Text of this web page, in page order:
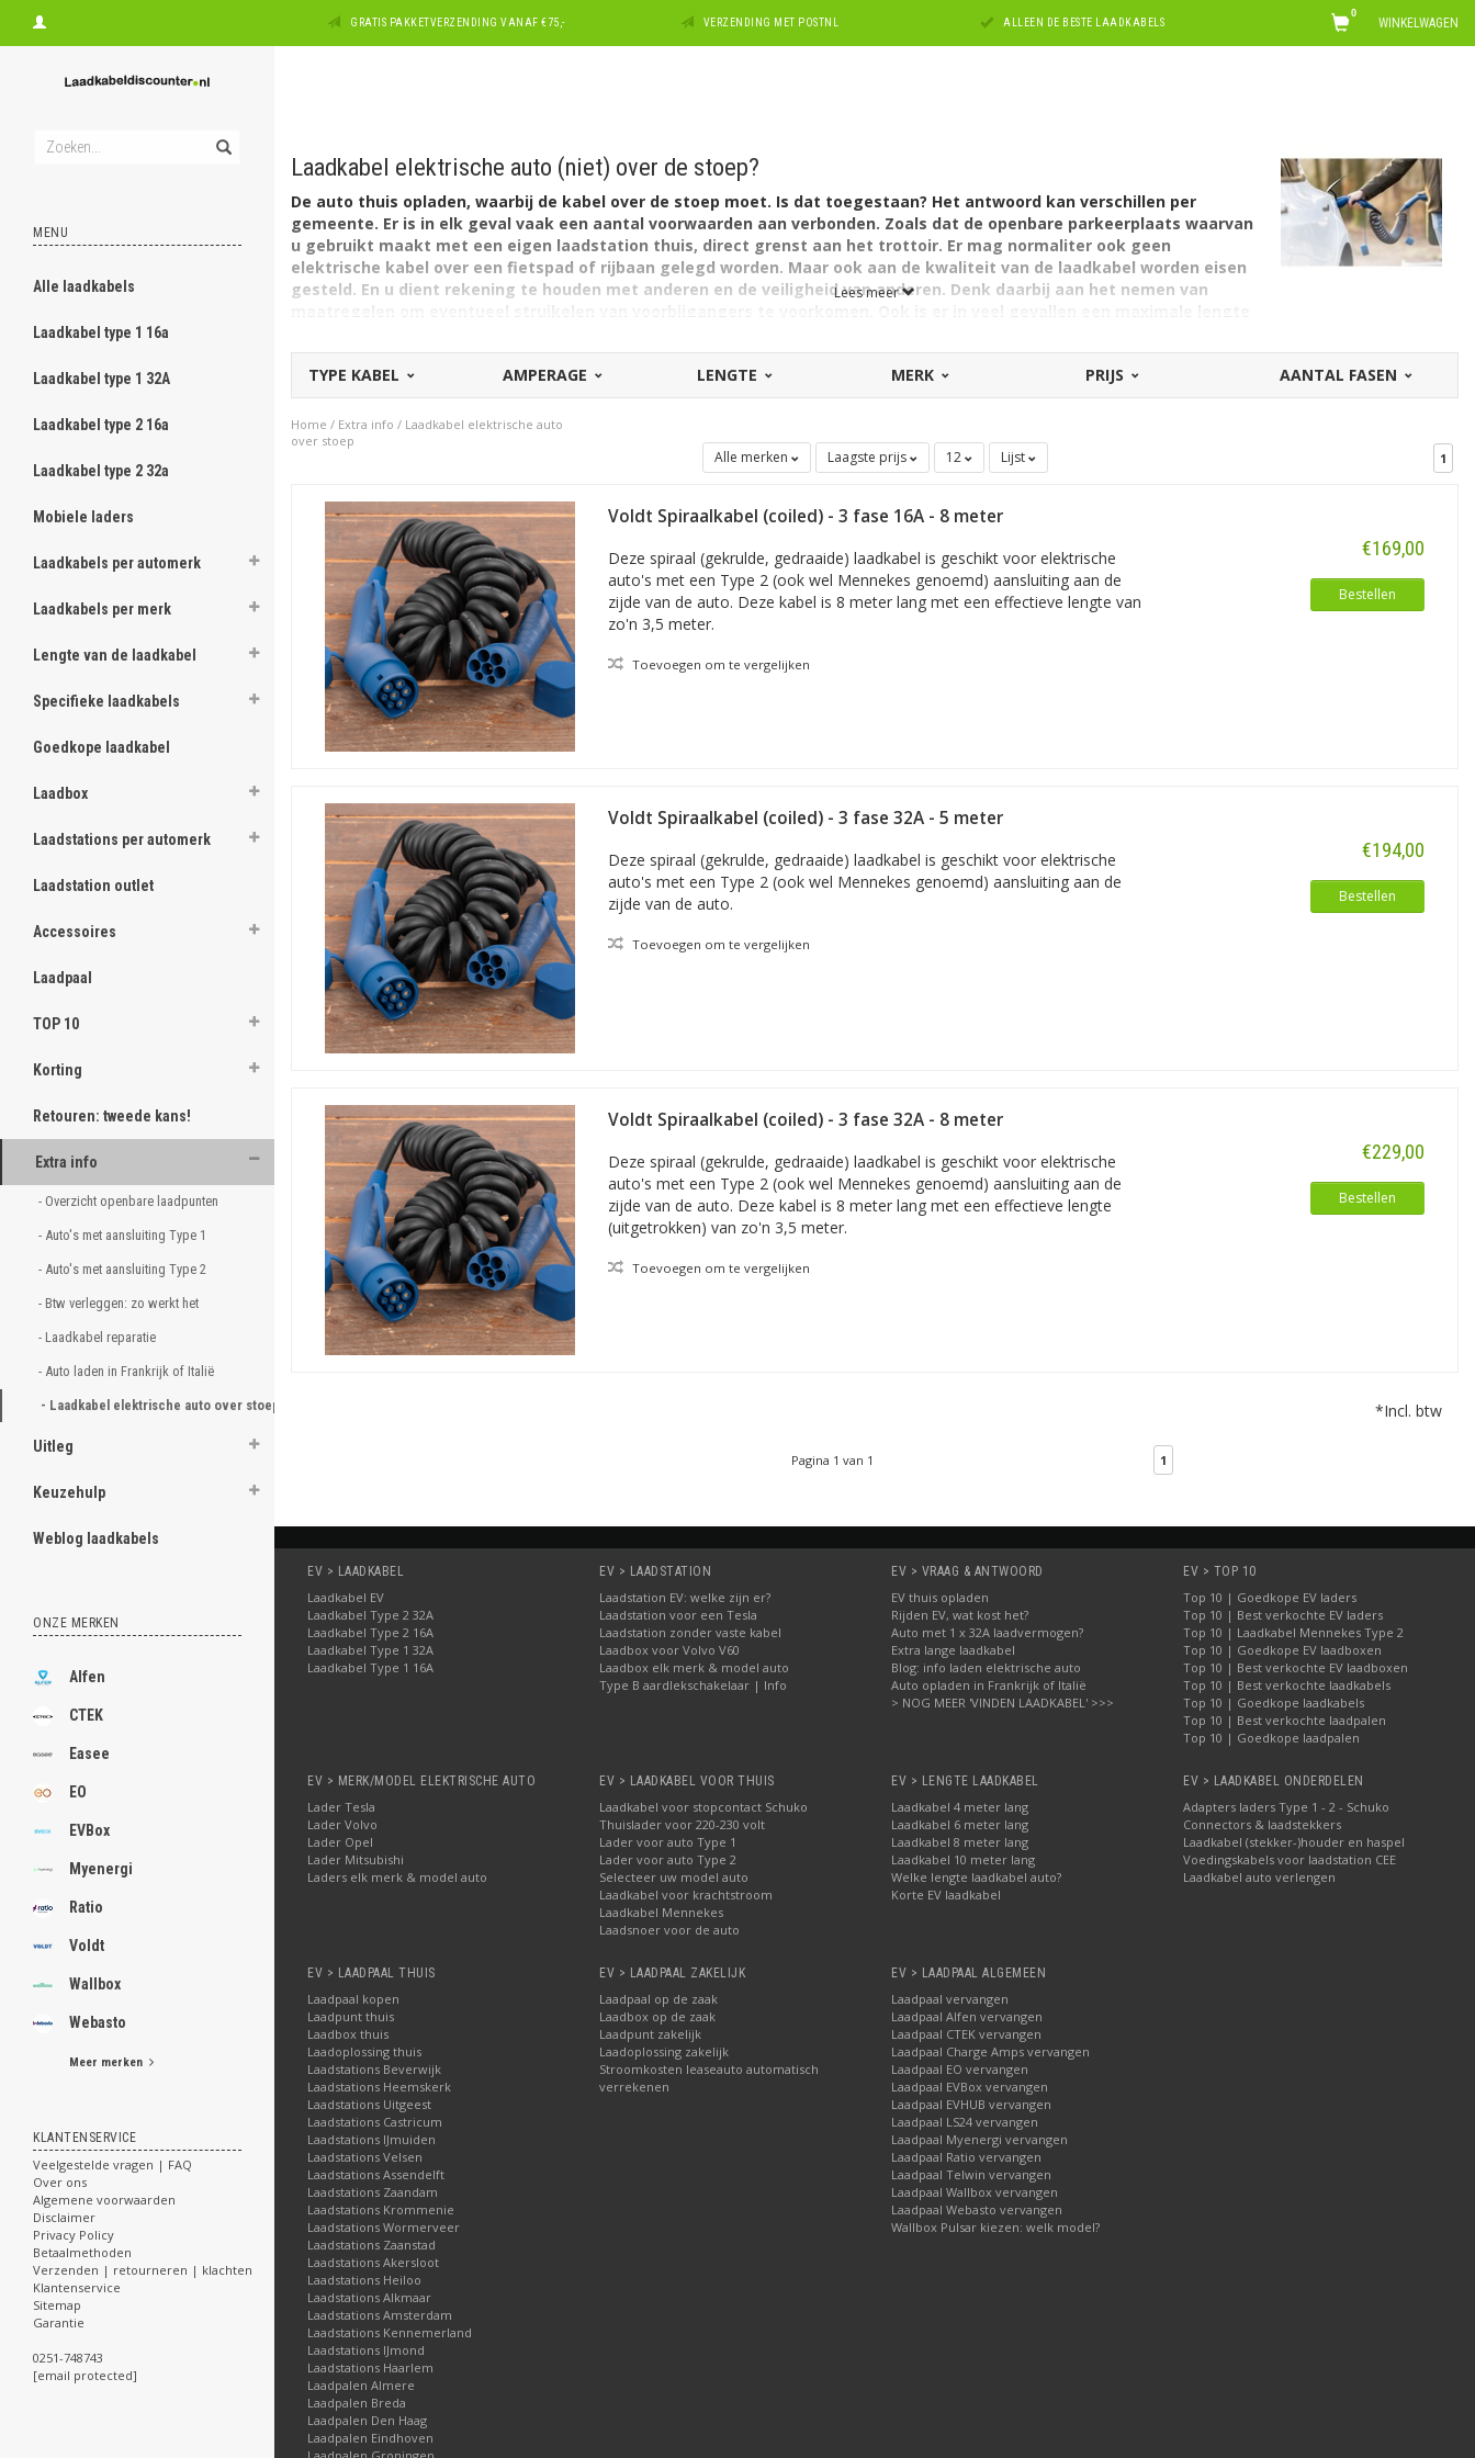
GRATIS PAKKETVERZENDING VANAF €75,- VERZENDING MET POSTNL ALLEEN DE BESTE LAADKABELS WINKELWAGEN
0
MENU
Alle laadkabels
Laadkabel type 1 16a
Laadkabel type 1 32A
Laadkabel type 2 16a
Laadkabel type 2 32a
Mobiele laders
Laadkabels per automerk
Laadkabels per merk
Lengte van de laadkabel
Specifieke laadkabels
Goedkope laadkabel
Laadbox
Laadstations per automerk
Laadstation outlet
Accessoires
Laadpaal
TOP 10
Korting
Retouren: tweede kans!
Extra info
- Overzicht openbare laadpunten
- Auto's met aansluiting Type 1
- Auto's met aansluiting Type 2
- Btw verleggen: zo werkt het
- Laadkabel reparatie
- Auto laden in Frankrijk of Italië
- Laadkabel elektrische auto over stoep
Uitleg
Keuzehulp
Weblog laadkabels
ONZE MERKEN
Alfen
CTEK
Easee
EO
EVBox
Myenergi
Ratio
Voldt
Wallbox
Webasto
Meer merken
KLANTENSERVICE
Veelgestelde vragen | FAQ
Over ons
Algemene voorwaarden
Disclaimer
Privacy Policy
Betaalmethoden
Verzenden | retourneren | klachten
Klantenservice
Sitemap
Garantie
0251-748743
[email protected]
Laadkabel elektrische auto (niet) over de stoep?
De auto thuis opladen, waarbij de kabel over de stoep moet. Is dat toegestaan? Het antwoord kan verschillen per
gemeente. Er is in elk geval vaak een aantal voorwaarden aan verbonden. Zoals dat de openbare parkeerplaats waarvan
u gebruikt maakt met een eigen laadstation thuis, direct grenst aan het trottoir. Er mag normaliter ook geen
elektrische kabel over een fietspad of rijbaan gelegd worden. Maar ook aan de kwaliteit van de laadkabel worden eisen
gesteld. En u dient rekening te houden met anderen en de veiligheid van anderen. Denk daarbij aan het nemen van
Wij raden u aan voor de precieze regels in uw eigen woonplaats contact op te nemen met uw gemeente!
Laadkabeldiscounter.nl heeft enkel laadkabels in het assortiment die voldoen aan de wettelijke eisen. Daarbovenop zijn alle laders voor
de auto in deze webshop van goede, degelijke kwaliteit. Daarnaast zijn ze groen dan wel oranje, om te zorgen voor extra
aandachtswaarde en daarmee veiligheid. Ook voorkomen deze in het oog springende kleuren dat er onnodig op de kabels gelopen en
getrapt wordt. Daarnaast zijn er spiraalkabels opgenomen in ons aanbod. Deze coiled cables zijn - zo zegt deze Engelse term al -
kabel tussen de auto en de laadpaal namelijk onder spanning blijft staan, zodat deze de vloer niet raakt. Alle laadkabels (en overige
producten) in deze webshop zijn op voorraad, dus desgewenst morgen al bij u in huis.
Lees meer
TYPE KABEL AMPERAGE LENGTE MERK PRIJS AANTAL FASEN
Home / Extra info / Laadkabel elektrische auto
over stoep
Alle merken Laagste prijs 12 Lijst 1
Voldt Spiraalkabel (coiled) - 3 fase 16A - 8 meter
Deze spiraal (gekrulde, gedraaide) laadkabel is geschikt voor elektrische
auto's met een Type 2 (ook wel Mennekes genoemd) aansluiting aan de
zijde van de auto. Deze kabel is 8 meter lang met een effectieve lengte van
zo'n 3,5 meter.
Toevoegen om te vergelijken
€169,00
Bestellen
Voldt Spiraalkabel (coiled) - 3 fase 32A - 5 meter
Deze spiraal (gekrulde, gedraaide) laadkabel is geschikt voor elektrische
auto's met een Type 2 (ook wel Mennekes genoemd) aansluiting aan de
zijde van de auto.
Toevoegen om te vergelijken
€194,00
Bestellen
Voldt Spiraalkabel (coiled) - 3 fase 32A - 8 meter
Deze spiraal (gekrulde, gedraaide) laadkabel is geschikt voor elektrische
auto's met een Type 2 (ook wel Mennekes genoemd) aansluiting aan de
zijde van de auto. Deze kabel is 8 meter lang met een effectieve lengte
(uitgetrokken) van zo'n 3,5 meter.
Toevoegen om te vergelijken
€229,00
Bestellen
*Incl. btw
Pagina 1 van 1 1
EV > LAADKABEL
Laadkabel EV
Laadkabel Type 2 32A
Laadkabel Type 2 16A
Laadkabel Type 1 32A
Laadkabel Type 1 16A
EV > LAADSTATION
Laadstation EV: welke zijn er?
Laadstation voor een Tesla
Laadstation zonder vaste kabel
Laadbox voor Volvo V60
Laadbox elk merk & model auto
Type B aardlekschakelaar | Info
EV > VRAAG & ANTWOORD
EV thuis opladen
Rijden EV, wat kost het?
Auto met 1 x 32A laadvermogen?
Extra lange laadkabel
Blog: info laden elektrische auto
Auto opladen in Frankrijk of Italië
> NOG MEER 'VINDEN LAADKABEL' >>>
EV > TOP 10
Top 10 | Goedkope EV laders
Top 10 | Best verkochte EV laders
Top 10 | Laadkabel Mennekes Type 2
Top 10 | Goedkope EV laadboxen
Top 10 | Best verkochte EV laadboxen
Top 10 | Best verkochte laadkabels
Top 10 | Goedkope laadkabels
Top 10 | Best verkochte laadpalen
Top 10 | Goedkope laadpalen
EV > MERK/MODEL ELEKTRISCHE AUTO
Lader Tesla
Lader Volvo
Lader Opel
Lader Mitsubishi
Laders elk merk & model auto
EV > LAADKABEL VOOR THUIS
Laadkabel voor stopcontact Schuko
Thuislader voor 220-230 volt
Lader voor auto Type 1
Lader voor auto Type 2
Selecteer uw model auto
Laadkabel voor krachtstroom
Laadkabel Mennekes
Laadsnoer voor de auto
EV > LENGTE LAADKABEL
Laadkabel 4 meter lang
Laadkabel 6 meter lang
Laadkabel 8 meter lang
Laadkabel 10 meter lang
Welke lengte laadkabel auto?
Korte EV laadkabel
EV > LAADKABEL ONDERDELEN
Adapters laders Type 1 - 2 - Schuko
Connectors & laadstekkers
Laadkabel (stekker-)houder en haspel
Voedingskabels voor laadstation CEE
Laadkabel auto verlengen
EV > LAADPAAL THUIS
Laadpaal kopen
Laadpunt thuis
Laadbox thuis
Laadoplossing thuis
Laadstations Beverwijk
Laadstations Heemskerk
Laadstations Uitgeest
Laadstations Castricum
Laadstations IJmuiden
Laadstations Velsen
Laadstations Assendelft
Laadstations Zaandam
Laadstations Krommenie
Laadstations Wormerveer
Laadstations Zaanstad
Laadstations Akersloot
Laadstations Heiloo
Laadstations Alkmaar
Laadstations Amsterdam
Laadstations Kennemerland
Laadstations IJmond
Laadstations Haarlem
Laadpalen Almere
Laadpalen Breda
Laadpalen Den Haag
Laadpalen Eindhoven
EV > LAADPAAL ZAKELIJK
Laadpaal op de zaak
Laadbox op de zaak
Laadpunt zakelijk
Laadoplossing zakelijk
Stroomkosten leaseauto automatisch
verrekenen
EV > LAADPAAL ALGEMEEN
Laadpaal vervangen
Laadpaal Alfen vervangen
Laadpaal CTEK vervangen
Laadpaal Charge Amps vervangen
Laadpaal EO vervangen
Laadpaal EVBox vervangen
Laadpaal EVHUB vervangen
Laadpaal LS24 vervangen
Laadpaal Myenergi vervangen
Laadpaal Ratio vervangen
Laadpaal Telwin vervangen
Laadpaal Wallbox vervangen
Laadpaal Webasto vervangen
Wallbox Pulsar kiezen: welk model?